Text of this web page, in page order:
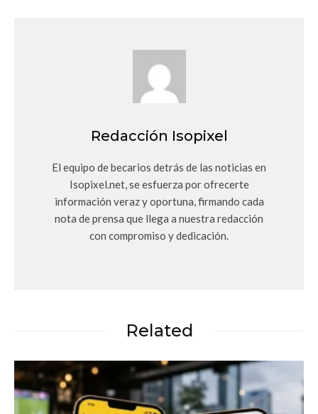
Redacción Isopixel
El equipo de becarios detrás de las noticias en
Isopixel.net, se esfuerza por ofrecerte
información veraz y oportuna, firmando cada
nota de prensa que llega a nuestra redacción
con compromiso y dedicación.
Related